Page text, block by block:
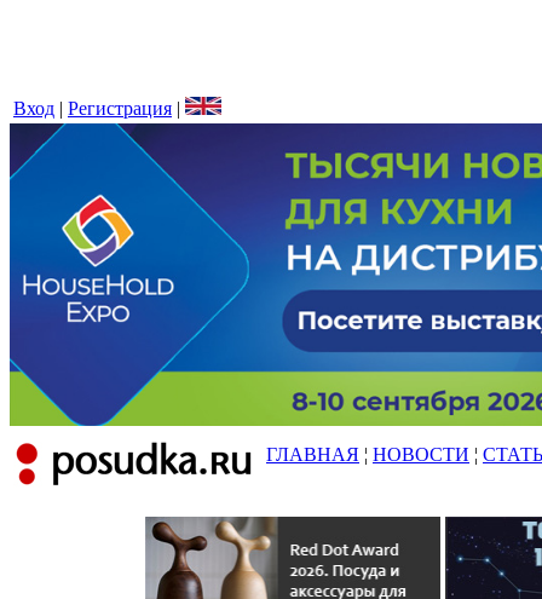
Вход | Регистрация |
ГЛАВНАЯ ¦ НОВОСТИ ¦